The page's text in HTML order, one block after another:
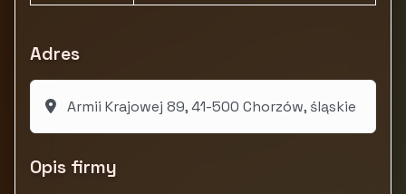
Adres
Armii Krajowej 89, 41-500 Chorzów, śląskie
Opis firmy